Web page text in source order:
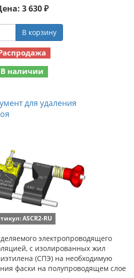
3 630 ₽
В корзину
В наличии
для удаления
ASCR2-RU
электропроводящего
с изолированных жил
(СПЭ) на необходимую
фаски на полупроводящем слое